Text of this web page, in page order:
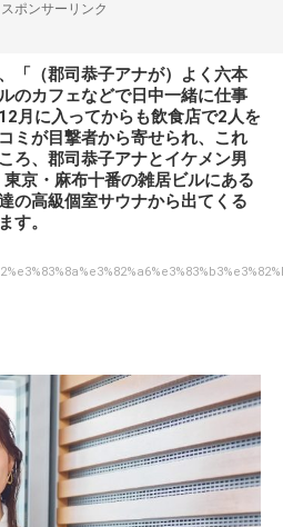
ポンサーリンク
「（郡司恭子アナが）よく六本
のカフェなどで日中一緒に仕事
月に入ってからも飲食店で2人を
ミが目撃者から寄せられ、これ
ろ、郡司恭子アナとイケメン男
京・麻布十番の雑居ビルにある
の高級個室サウナから出てくる
す。